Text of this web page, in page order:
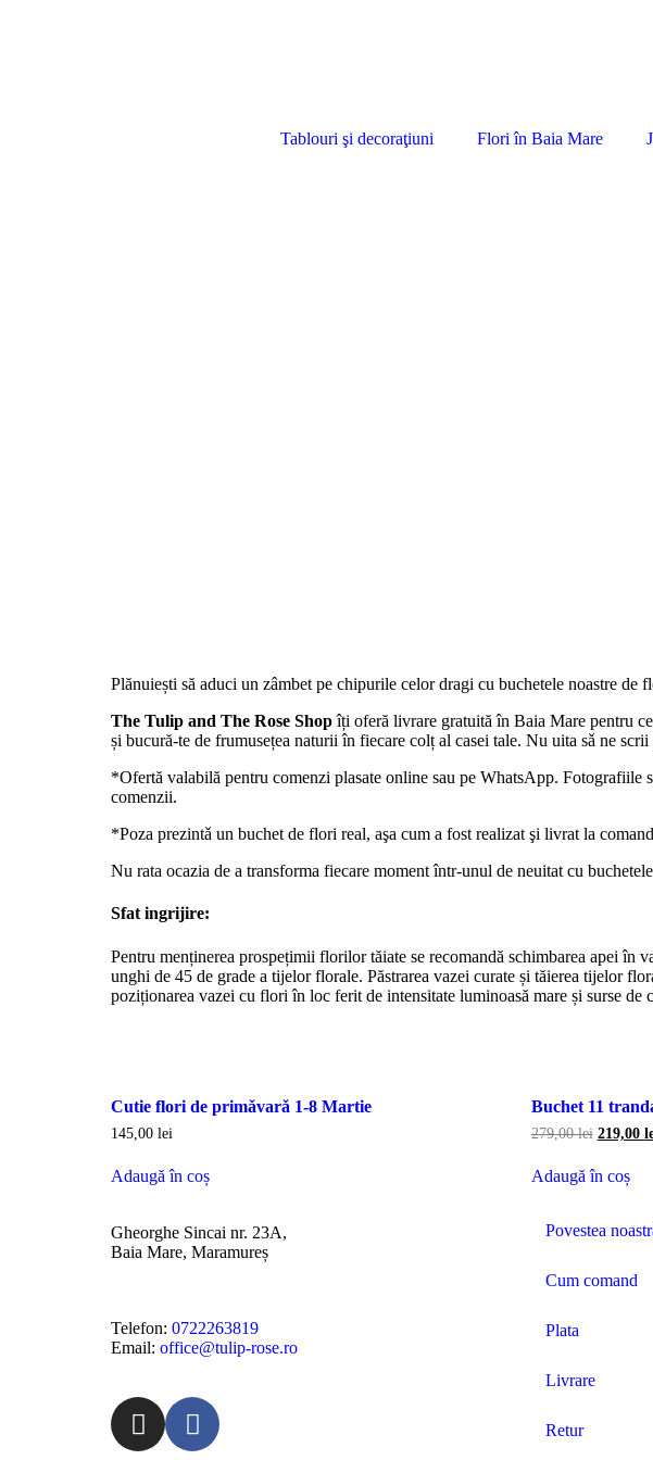
Tablouri şi decoraţiuni Flori în Baia Mare
Plănuiești să aduci un zâmbet pe chipurile celor dragi cu buchetele noastre
The Tulip and The Rose Shopîți oferă livrare gratuită în Baia Mare pentru
și bucură-te de frumusețea naturii în fiecare colț al casei tale. Nu uita sǎ ne
*Ofertă valabilă pentru comenzi plasate online sau pe WhatsApp.
comenzii.
*Poza prezintǎ un buchet de flori real, aşa cum a fost realizat şi livrat la
Nu rata ocazia de a transforma fiecare moment într-unul de neuitat cu
Sfat ingrijire:
Pentru menținerea prospețimii florilor tăiate se recomandă schimbarea apei în
unghi de 45 de grade a tijelor florale. Păstrarea vazei curate și tăierea tijelor
poziționarea vazei cu flori în loc ferit de intensitate luminoasă mare și surse de
Cutie flori de primǎvarǎ 1-8 Martie
145,00 lei
Adaugă în coș
Buchet 11
279,00lei 219,00
Adaugă în coș
Gheorghe Sincai nr. 23A,
Baia Mare, Maramureș
Telefon: 0722263819
Email: office@tulip-rose.ro
Povestea
Cum comand
Plata
Livrare
Retur